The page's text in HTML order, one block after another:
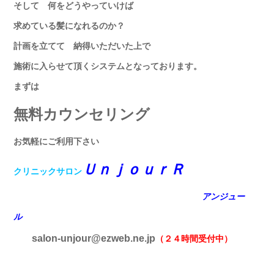
そして 何をどうやっていけば
求めている髪になれるのか？
計画を立てて 納得いただいた上で
施術に入らせて頂くシステムとなっております。
まずは
無料カウンセリング
お気軽にご利用下さい
クリニックサロン ＵｎｊｏｕｒＲ
アンジュー
ル
salon-unjour@ezweb.ne.jp （２４時間受付中）